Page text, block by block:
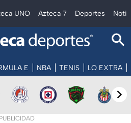
UNO Azteca 7 Deportes
E NBA TENIS LO EXTRA
PUBLICIDAD